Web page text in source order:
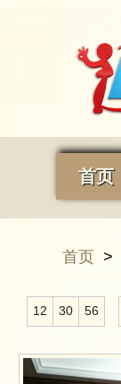
首页
首页 >
12 30 56